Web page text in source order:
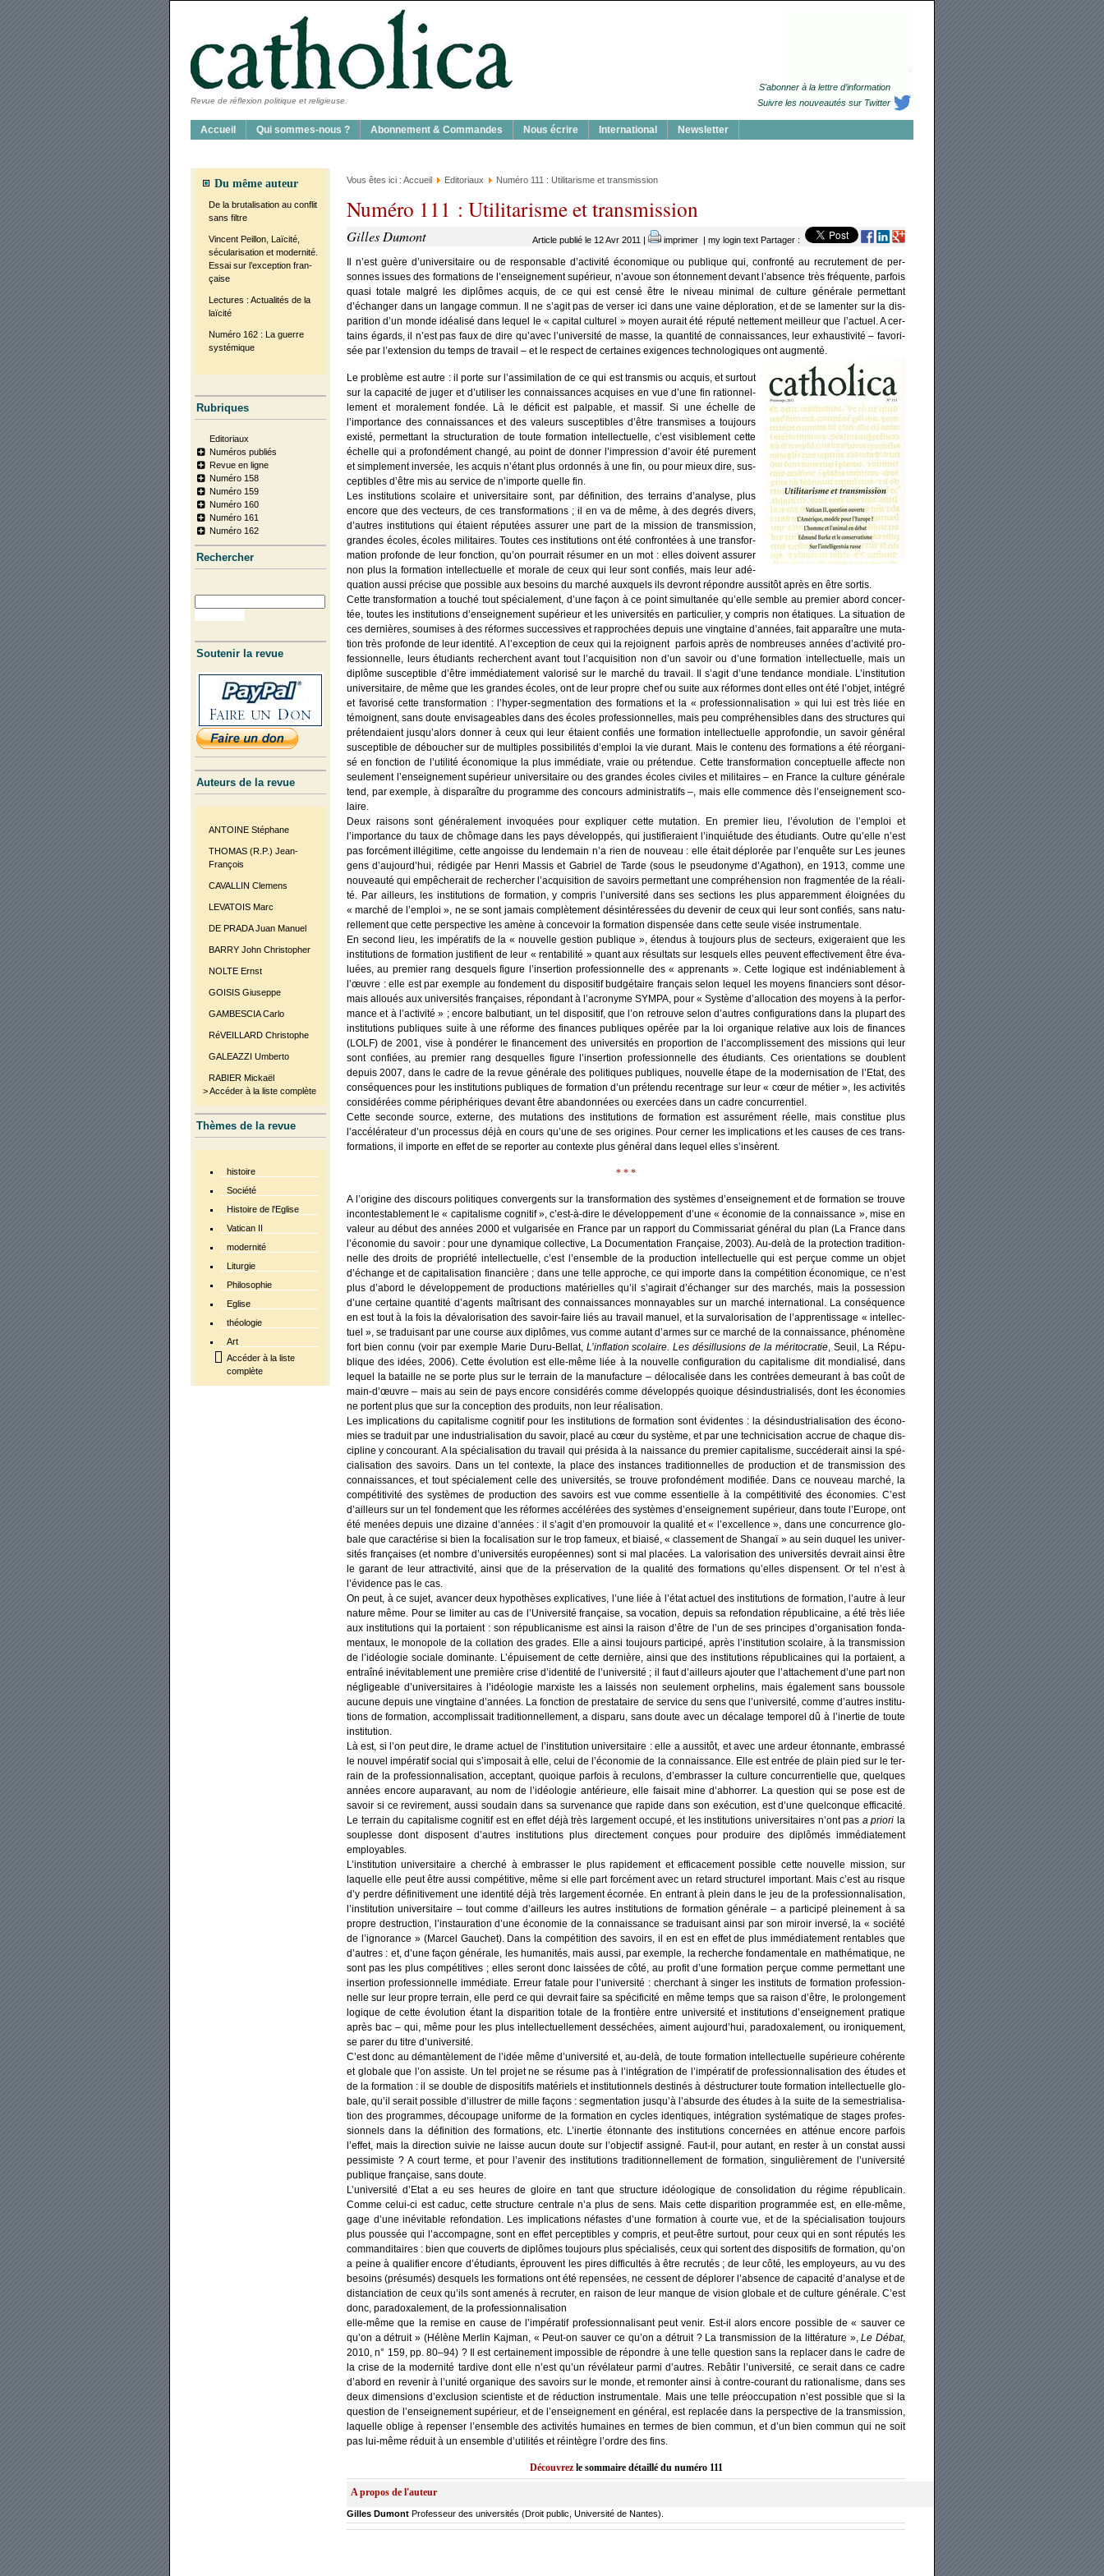
Revue de réflexion politique et religieuse.
S'abonner à la lettre d’information
Suivre les nouveautés sur Twitter
Accueil Qui sommes-nous ? Abon­ne­ment & Com­mandes Nous écrire Inter­na­tio­nal News­let­ter
Du même auteur
De la bru­ta­li­sa­tion au conflit
sans filtre
Vincent Peillon, Laï­ci­té,
sécu­la­ri­sa­tion et moder­ni­té.
Essai sur l’exception fran­
çaise
Lec­tures : Actua­li­tés de la
laï­ci­té
Numé­ro 162 : La guerre
sys­té­mique
Rubriques
Editoriaux
Numéros publiés
Revue en ligne
Numéro 158
Numéro 159
Numéro 160
Numéro 161
Numéro 162
Recher­cher
Soutenir la revue
Auteurs de la revue
ANTOINE Stéphane
THOMAS (R.P.) Jean-
François
CAVALLIN Clemens
LEVATOIS Marc
DE PRADA Juan Manuel
BARRY John Christopher
NOLTE Ernst
GOISIS Giuseppe
GAMBESCIA Carlo
RéVEILLARD Christophe
GALEAZZI Umberto
RABIER Mickaël
> Accéder à la liste complète
Thèmes de la revue
histoire
Société
Histoire de l'Eglise
Vatican II
modernité
Liturgie
Philosophie
Eglise
théologie
Art
Accéder à la liste
complète
Vous êtes ici : Accueil Editoriaux Numé­ro 111 : Uti­li­ta­risme et trans­mis­sion
Numé­ro 111 : Uti­li­ta­risme et trans­mis­sion
Gilles Dumont Article publié le 12 Avr 2011 | imprimer | my login text Partager :
Il n’est guère d’universitaire ou de res­pon­sable d’activité éco­no­mique ou publique qui, confron­té au recru­te­ment de per­
sonnes issues des for­ma­tions de l’enseignement supé­rieur, n’avoue son éton­ne­ment devant l’absence très fré­quente, par­fois
qua­si totale mal­gré les diplômes acquis, de ce qui est cen­sé être le niveau mini­mal de culture géné­rale per­met­tant
d’échanger dans un lan­gage com­mun. Il ne s’agit pas de ver­ser ici dans une vaine déplo­ra­tion, et de se lamen­ter sur la dis­
pa­ri­tion d’un monde idéa­li­sé dans lequel le « capi­tal cultu­rel » moyen aurait été répu­té net­te­ment meilleur que l’actuel. A cer­
tains égards, il n’est pas faux de dire qu’avec l’université de masse, la quan­ti­té de connais­sances, leur exhaus­ti­vi­té – favo­ri­
sée par l’extension du temps de tra­vail – et le res­pect de cer­taines exi­gences tech­no­lo­giques ont aug­men­té.
Le pro­blème est autre : il porte sur l’assimilation de ce qui est trans­mis ou acquis, et sur­tout
sur la capa­ci­té de juger et d’utiliser les connais­sances acquises en vue d’une fin ration­nel­
le­ment et mora­le­ment fon­dée. Là le défi­cit est pal­pable, et mas­sif. Si une échelle de
l’importance des connais­sances et des valeurs sus­cep­tibles d’être trans­mises a tou­jours
exis­té, per­met­tant la struc­tu­ra­tion de toute for­ma­tion intel­lec­tuelle, c’est visi­ble­ment cette
échelle qui a pro­fon­dé­ment chan­gé, au point de don­ner l’impression d’avoir été pure­ment
et sim­ple­ment inver­sée, les acquis n’étant plus ordon­nés à une fin, ou pour mieux dire, sus­
cep­tibles d’être mis au ser­vice de n’importe quelle fin.
Les ins­ti­tu­tions sco­laire et uni­ver­si­taire sont, par défi­ni­tion, des ter­rains d’analyse, plus
encore que des vec­teurs, de ces trans­for­ma­tions ; il en va de même, à des degrés divers,
d’autres ins­ti­tu­tions qui étaient répu­tées assu­rer une part de la mis­sion de trans­mis­sion,
grandes écoles, écoles mili­taires. Toutes ces ins­ti­tu­tions ont été confron­tées à une trans­for­
ma­tion pro­fonde de leur fonc­tion, qu’on pour­rait résu­mer en un mot : elles doivent assu­rer
non plus la for­ma­tion intel­lec­tuelle et morale de ceux qui leur sont confiés, mais leur adé­
qua­tion aus­si pré­cise que pos­sible aux besoins du mar­ché aux­quels ils devront répondre aus­si­tôt après en être sor­tis.
Cette trans­for­ma­tion a tou­ché tout spé­cia­le­ment, d’une façon à ce point simul­ta­née qu’elle semble au pre­mier abord concer­
tée, toutes les ins­ti­tu­tions d’enseignement supé­rieur et les uni­ver­si­tés en par­ti­cu­lier, y com­pris non éta­tiques. La situa­tion de
ces der­nières, sou­mises à des réformes suc­ces­sives et rap­pro­chées depuis une ving­taine d’années, fait appa­raître une muta­
tion très pro­fonde de leur iden­ti­té. A l’exception de ceux qui la rejoignent par­fois après de nom­breuses années d’activité pro­
fes­sion­nelle, leurs étu­diants recherchent avant tout l’acquisition non d’un savoir ou d’une for­ma­tion intel­lec­tuelle, mais un
diplôme sus­cep­tible d’être immé­dia­te­ment valo­ri­sé sur le mar­ché du tra­vail. Il s’agit d’une ten­dance mon­diale. L’institution
uni­ver­si­taire, de même que les grandes écoles, ont de leur propre chef ou suite aux réformes dont elles ont été l’objet, inté­gré
et favo­ri­sé cette trans­for­ma­tion : l’hyper-segmentation des for­ma­tions et la « pro­fes­sion­na­li­sa­tion » qui lui est très liée en
témoignent, sans doute envi­sa­geables dans des écoles pro­fes­sion­nelles, mais peu com­pré­hen­sibles dans des struc­tures qui
pré­ten­daient jusqu’alors don­ner à ceux qui leur étaient confiés une for­ma­tion intel­lec­tuelle appro­fon­die, un savoir géné­ral
sus­cep­tible de débou­cher sur de mul­tiples pos­si­bi­li­tés d’emploi la vie durant. Mais le conte­nu des for­ma­tions a été réor­ga­ni­
sé en fonc­tion de l’utilité éco­no­mique la plus immé­diate, vraie ou pré­ten­due. Cette trans­for­ma­tion concep­tuelle affecte non
seule­ment l’enseignement supé­rieur uni­ver­si­taire ou des grandes écoles civiles et mili­taires – en France la culture géné­rale
tend, par exemple, à dis­pa­raître du pro­gramme des concours admi­nis­tra­tifs –, mais elle com­mence dès l’enseignement sco­
laire.
Deux rai­sons sont géné­ra­le­ment invo­quées pour expli­quer cette muta­tion. En pre­mier lieu, l’évolution de l’emploi et
l’importance du taux de chô­mage dans les pays déve­lop­pés, qui jus­ti­fie­raient l’inquiétude des étu­diants. Outre qu’elle n’est
pas for­cé­ment illé­gi­time, cette angoisse du len­de­main n’a rien de nou­veau : elle était déplo­rée par l’enquête sur Les jeunes
gens d’aujourd’hui, rédi­gée par Hen­ri Mas­sis et Gabriel de Tarde (sous le pseu­do­nyme d’Agathon), en 1913, comme une
nou­veau­té qui empê­che­rait de recher­cher l’acquisition de savoirs per­met­tant une com­pré­hen­sion non frag­men­tée de la réa­li­
té. Par ailleurs, les ins­ti­tu­tions de for­ma­tion, y com­pris l’université dans ses sec­tions les plus appa­rem­ment éloi­gnées du
« mar­ché de l’emploi », ne se sont jamais com­plè­te­ment dés­in­té­res­sées du deve­nir de ceux qui leur sont confiés, sans natu­
rel­le­ment que cette pers­pec­tive les amène à conce­voir la for­ma­tion dis­pen­sée dans cette seule visée ins­tru­men­tale.
En second lieu, les impé­ra­tifs de la « nou­velle ges­tion publique », éten­dus à tou­jours plus de sec­teurs, exi­ge­raient que les
ins­ti­tu­tions de for­ma­tion jus­ti­fient de leur « ren­ta­bi­li­té » quant aux résul­tats sur les­quels elles peuvent effec­ti­ve­ment être éva­
luées, au pre­mier rang des­quels figure l’insertion pro­fes­sion­nelle des « appre­nants ». Cette logique est indé­nia­ble­ment à
l’œuvre : elle est par exemple au fon­de­ment du dis­po­si­tif bud­gé­taire fran­çais selon lequel les moyens finan­ciers sont désor­
mais alloués aux uni­ver­si­tés fran­çaises, répon­dant à l’acronyme SYMPA, pour « Sys­tème d’allocation des moyens à la per­for­
mance et à l’activité » ; encore bal­bu­tiant, un tel dis­po­si­tif, que l’on retrouve selon d’autres confi­gu­ra­tions dans la plu­part des
ins­ti­tu­tions publiques suite à une réforme des finances publiques opé­rée par la loi orga­nique rela­tive aux lois de finances
(LOLF) de 2001, vise à pon­dé­rer le finan­ce­ment des uni­ver­si­tés en pro­por­tion de l’accomplissement des mis­sions qui leur
sont confiées, au pre­mier rang des­quelles figure l’insertion pro­fes­sion­nelle des étu­diants. Ces orien­ta­tions se doublent
depuis 2007, dans le cadre de la revue géné­rale des poli­tiques publiques, nou­velle étape de la moder­ni­sa­tion de l’Etat, des
consé­quences pour les ins­ti­tu­tions publiques de for­ma­tion d’un pré­ten­du recen­trage sur leur « cœur de métier », les acti­vi­tés
consi­dé­rées comme péri­phé­riques devant être aban­don­nées ou exer­cées dans un cadre concur­ren­tiel.
Cette seconde source, externe, des muta­tions des ins­ti­tu­tions de for­ma­tion est assu­ré­ment réelle, mais consti­tue plus
l’accélérateur d’un pro­ces­sus déjà en cours qu’une de ses ori­gines. Pour cer­ner les impli­ca­tions et les causes de ces trans­
for­ma­tions, il importe en effet de se repor­ter au contexte plus géné­ral dans lequel elles s’insèrent.
* * *
A l’origine des dis­cours poli­tiques conver­gents sur la trans­for­ma­tion des sys­tèmes d’enseignement et de for­ma­tion se trouve
incon­tes­ta­ble­ment le « capi­ta­lisme cog­ni­tif », c’est-à-dire le déve­lop­pe­ment d’une « éco­no­mie de la connais­sance », mise en
valeur au début des années 2000 et vul­ga­ri­sée en France par un rap­port du Com­mis­sa­riat géné­ral du plan (La France dans
l’économie du savoir : pour une dyna­mique col­lec­tive, La Docu­men­ta­tion Fran­çaise, 2003). Au-delà de la pro­tec­tion tra­di­tion­
nelle des droits de pro­prié­té intel­lec­tuelle, c’est l’ensemble de la pro­duc­tion intel­lec­tuelle qui est per­çue comme un objet
d’échange et de capi­ta­li­sa­tion finan­cière ; dans une telle approche, ce qui importe dans la com­pé­ti­tion éco­no­mique, ce n’est
plus d’abord le déve­lop­pe­ment de pro­duc­tions maté­rielles qu’il s’agirait d’échanger sur des mar­chés, mais la pos­ses­sion
d’une cer­taine quan­ti­té d’agents maî­tri­sant des connais­sances mon­nayables sur un mar­ché inter­na­tio­nal. La consé­quence
en est tout à la fois la déva­lo­ri­sa­tion des savoir-faire liés au tra­vail manuel, et la sur­va­lo­ri­sa­tion de l’apprentissage « intel­lec­
tuel », se tra­dui­sant par une course aux diplômes, vus comme autant d’armes sur ce mar­ché de la connais­sance, phé­no­mène
fort bien connu (voir par exemple Marie Duru-Bel­lat, L’inflation sco­laire. Les dés­illu­sions de la méri­to­cra­tie, Seuil, La Répu­
blique des idées, 2006). Cette évo­lu­tion est elle-même liée à la nou­velle confi­gu­ra­tion du capi­ta­lisme dit mon­dia­li­sé, dans
lequel la bataille ne se porte plus sur le ter­rain de la manu­fac­ture – délo­ca­li­sée dans les contrées demeu­rant à bas coût de
main‑d’œuvre – mais au sein de pays encore consi­dé­rés comme déve­lop­pés quoique dés­in­dus­tria­li­sés, dont les éco­no­mies
ne portent plus que sur la concep­tion des pro­duits, non leur réa­li­sa­tion.
Les impli­ca­tions du capi­ta­lisme cog­ni­tif pour les ins­ti­tu­tions de for­ma­tion sont évi­dentes : la dés­in­dus­tria­li­sa­tion des éco­no­
mies se tra­duit par une indus­tria­li­sa­tion du savoir, pla­cé au cœur du sys­tème, et par une tech­ni­ci­sa­tion accrue de chaque dis­
ci­pline y concou­rant. A la spé­cia­li­sa­tion du tra­vail qui pré­si­da à la nais­sance du pre­mier capi­ta­lisme, suc­cé­de­rait ain­si la spé­
cia­li­sa­tion des savoirs. Dans un tel contexte, la place des ins­tances tra­di­tion­nelles de pro­duc­tion et de trans­mis­sion des
connais­sances, et tout spé­cia­le­ment celle des uni­ver­si­tés, se trouve pro­fon­dé­ment modi­fiée. Dans ce nou­veau mar­ché, la
com­pé­ti­ti­vi­té des sys­tèmes de pro­duc­tion des savoirs est vue comme essen­tielle à la com­pé­ti­ti­vi­té des éco­no­mies. C’est
d’ailleurs sur un tel fon­de­ment que les réformes accé­lé­rées des sys­tèmes d’enseignement supé­rieur, dans toute l’Europe, ont
été menées depuis une dizaine d’années : il s’agit d’en pro­mou­voir la qua­li­té et « l’excellence », dans une concur­rence glo­
bale que carac­té­rise si bien la foca­li­sa­tion sur le trop fameux, et biai­sé, « clas­se­ment de Shan­gaï » au sein duquel les uni­ver­
si­tés fran­çaises (et nombre d’universités euro­péennes) sont si mal pla­cées. La valo­ri­sa­tion des uni­ver­si­tés devrait ain­si être
le garant de leur attrac­ti­vi­té, ain­si que de la pré­ser­va­tion de la qua­li­té des for­ma­tions qu’elles dis­pensent. Or tel n’est à
l’évidence pas le cas.
On peut, à ce sujet, avan­cer deux hypo­thèses expli­ca­tives, l’une liée à l’état actuel des ins­ti­tu­tions de for­ma­tion, l’autre à leur
nature même. Pour se limi­ter au cas de l’Université fran­çaise, sa voca­tion, depuis sa refon­da­tion répu­bli­caine, a été très liée
aux ins­ti­tu­tions qui la por­taient : son répu­bli­ca­nisme est ain­si la rai­son d’être de l’un de ses prin­cipes d’organisation fon­da­
men­taux, le mono­pole de la col­la­tion des grades. Elle a ain­si tou­jours par­ti­ci­pé, après l’institution sco­laire, à la trans­mis­sion
de l’idéologie sociale domi­nante. L’épuisement de cette der­nière, ain­si que des ins­ti­tu­tions répu­bli­caines qui la por­taient, a
entraî­né inévi­ta­ble­ment une pre­mière crise d’identité de l’université ; il faut d’ailleurs ajou­ter que l’attachement d’une part non
négli­geable d’universitaires à l’idéologie mar­xiste les a lais­sés non seule­ment orphe­lins, mais éga­le­ment sans bous­sole
aucune depuis une ving­taine d’années. La fonc­tion de pres­ta­taire de ser­vice du sens que l’université, comme d’autres ins­ti­tu­
tions de for­ma­tion, accom­plis­sait tra­di­tion­nel­le­ment, a dis­pa­ru, sans doute avec un déca­lage tem­po­rel dû à l’inertie de toute
ins­ti­tu­tion.
Là est, si l’on peut dire, le drame actuel de l’institution uni­ver­si­taire : elle a aus­si­tôt, et avec une ardeur éton­nante, embras­sé
le nou­vel impé­ra­tif social qui s’imposait à elle, celui de l’économie de la connais­sance. Elle est entrée de plain pied sur le ter­
rain de la pro­fes­sion­na­li­sa­tion, accep­tant, quoique par­fois à recu­lons, d’embrasser la culture concur­ren­tielle que, quelques
années encore aupa­ra­vant, au nom de l’idéologie anté­rieure, elle fai­sait mine d’abhorrer. La ques­tion qui se pose est de
savoir si ce revi­re­ment, aus­si sou­dain dans sa sur­ve­nance que rapide dans son exé­cu­tion, est d’une quel­conque effi­ca­ci­té.
Le ter­rain du capi­ta­lisme cog­ni­tif est en effet déjà très lar­ge­ment occu­pé, et les ins­ti­tu­tions uni­ver­si­taires n’ont pas a prio­ri la
sou­plesse dont dis­posent d’autres ins­ti­tu­tions plus direc­te­ment conçues pour pro­duire des diplô­més immé­dia­te­ment
employables.
L’institution uni­ver­si­taire a cher­ché à embras­ser le plus rapi­de­ment et effi­ca­ce­ment pos­sible cette nou­velle mis­sion, sur
laquelle elle peut être aus­si com­pé­ti­tive, même si elle part for­cé­ment avec un retard struc­tu­rel impor­tant. Mais c’est au risque
d’y perdre défi­ni­ti­ve­ment une iden­ti­té déjà très lar­ge­ment écor­née. En entrant à plein dans le jeu de la pro­fes­sion­na­li­sa­tion,
l’institution uni­ver­si­taire – tout comme d’ailleurs les autres ins­ti­tu­tions de for­ma­tion géné­rale – a par­ti­ci­pé plei­ne­ment à sa
propre des­truc­tion, l’instauration d’une éco­no­mie de la connais­sance se tra­dui­sant ain­si par son miroir inver­sé, la « socié­té
de l’ignorance » (Mar­cel Gau­chet). Dans la com­pé­ti­tion des savoirs, il en est en effet de plus immé­dia­te­ment ren­tables que
d’autres : et, d’une façon géné­rale, les huma­ni­tés, mais aus­si, par exemple, la recherche fon­da­men­tale en mathé­ma­tique, ne
sont pas les plus com­pé­ti­tives ; elles seront donc lais­sées de côté, au pro­fit d’une for­ma­tion per­çue comme per­met­tant une
inser­tion pro­fes­sion­nelle immé­diate. Erreur fatale pour l’université : cher­chant à sin­ger les ins­ti­tuts de for­ma­tion pro­fes­sion­
nelle sur leur propre ter­rain, elle perd ce qui devrait faire sa spé­ci­fi­ci­té en même temps que sa rai­son d’être, le pro­lon­ge­ment
logique de cette évo­lu­tion étant la dis­pa­ri­tion totale de la fron­tière entre uni­ver­si­té et ins­ti­tu­tions d’enseignement pra­tique
après bac – qui, même pour les plus intel­lec­tuel­le­ment des­sé­chées, aiment aujourd’hui, para­doxa­le­ment, ou iro­ni­que­ment,
se parer du titre d’université.
C’est donc au déman­tè­le­ment de l’idée même d’université et, au-delà, de toute for­ma­tion intel­lec­tuelle supé­rieure cohé­rente
et glo­bale que l’on assiste. Un tel pro­jet ne se résume pas à l’intégration de l’impératif de pro­fes­sion­na­li­sa­tion des études et
de la for­ma­tion : il se double de dis­po­si­tifs maté­riels et ins­ti­tu­tion­nels des­ti­nés à déstruc­tu­rer toute for­ma­tion intel­lec­tuelle glo­
bale, qu’il serait pos­sible d’illustrer de mille façons : seg­men­ta­tion jusqu’à l’absurde des études à la suite de la semes­tria­li­sa­
tion des pro­grammes, décou­page uni­forme de la for­ma­tion en cycles iden­tiques, inté­gra­tion sys­té­ma­tique de stages pro­fes­
sion­nels dans la défi­ni­tion des for­ma­tions, etc. L’inertie éton­nante des ins­ti­tu­tions concer­nées en atté­nue encore par­fois
l’effet, mais la direc­tion sui­vie ne laisse aucun doute sur l’objectif assi­gné. Faut-il, pour autant, en res­ter à un constat aus­si
pes­si­miste ? A court terme, et pour l’avenir des ins­ti­tu­tions tra­di­tion­nel­le­ment de for­ma­tion, sin­gu­liè­re­ment de l’université
publique fran­çaise, sans doute.
L’université d’Etat a eu ses heures de gloire en tant que struc­ture idéo­lo­gique de conso­li­da­tion du régime répu­bli­cain.
Comme celui-ci est caduc, cette struc­ture cen­trale n’a plus de sens. Mais cette dis­pa­ri­tion pro­gram­mée est, en elle-même,
gage d’une inévi­table refon­da­tion. Les impli­ca­tions néfastes d’une for­ma­tion à courte vue, et de la spé­cia­li­sa­tion tou­jours
plus pous­sée qui l’accompagne, sont en effet per­cep­tibles y com­pris, et peut-être sur­tout, pour ceux qui en sont répu­tés les
com­man­di­taires : bien que cou­verts de diplômes tou­jours plus spé­cia­li­sés, ceux qui sortent des dis­po­si­tifs de for­ma­tion, qu’on
a peine à qua­li­fier encore d’étudiants, éprouvent les pires dif­fi­cul­tés à être recru­tés ; de leur côté, les employeurs, au vu des
besoins (pré­su­més) des­quels les for­ma­tions ont été repen­sées, ne cessent de déplo­rer l’absence de capa­ci­té d’analyse et de
dis­tan­cia­tion de ceux qu’ils sont ame­nés à recru­ter, en rai­son de leur manque de vision glo­bale et de culture géné­rale. C’est
donc, para­doxa­le­ment, de la pro­fes­sion­na­li­sa­tion
elle-même que la remise en cause de l’impératif pro­fes­sion­na­li­sant peut venir. Est-il alors encore pos­sible de « sau­ver ce
qu’on a détruit » (Hélène Mer­lin Kaj­man, « Peut-on sau­ver ce qu’on a détruit ? La trans­mis­sion de la lit­té­ra­ture »,Le Débat,
2010, n° 159, pp. 80–94) ? Il est cer­tai­ne­ment impos­sible de répondre à une telle ques­tion sans la repla­cer dans le cadre de
la crise de la moder­ni­té tar­dive dont elle n’est qu’un révé­la­teur par­mi d’autres. Rebâ­tir l’université, ce serait dans ce cadre
d’abord en reve­nir à l’unité orga­nique des savoirs sur le monde, et remon­ter ain­si à contre-cou­rant du ratio­na­lisme, dans ses
deux dimen­sions d’exclusion scien­tiste et de réduc­tion ins­tru­men­tale. Mais une telle pré­oc­cu­pa­tion n’est pos­sible que si la
ques­tion de l’enseignement supé­rieur, et de l’enseignement en géné­ral, est repla­cée dans la pers­pec­tive de la trans­mis­sion,
laquelle oblige à repen­ser l’ensemble des acti­vi­tés humaines en termes de bien com­mun, et d’un bien com­mun qui ne soit
pas lui-même réduit à un ensemble d’utilités et réin­tègre l’ordre des fins.
Décou­vrez le som­maire détaillé du numé­ro 111
A propos de l'auteur
Gilles Dumont Professeur des universités (Droit public, Université de Nantes).